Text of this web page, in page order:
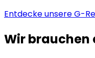
Entdecke unsere G-
Wir brauchen